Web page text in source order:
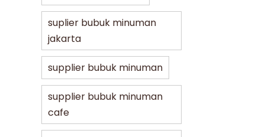
suplier bubuk minuman
jakarta
supplier bubuk minuman
supplier bubuk minuman
cafe